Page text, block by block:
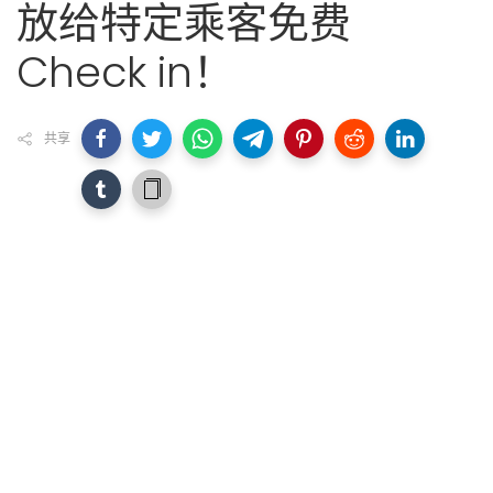
放给特定乘客免费
Check in！
共享